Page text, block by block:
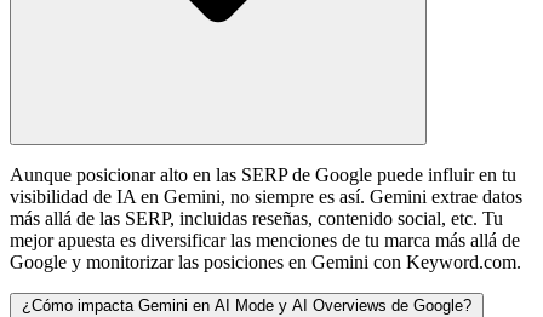
Aunque posicionar alto en las SERP de Google puede influir en tu
visibilidad de IA en Gemini, no siempre es así. Gemini extrae datos
más allá de las SERP, incluidas reseñas, contenido social, etc. Tu
mejor apuesta es diversificar las menciones de tu marca más allá de
Google y monitorizar las posiciones en Gemini con Keyword.com.
¿Cómo impacta Gemini en AI Mode y AI Overviews de Google?